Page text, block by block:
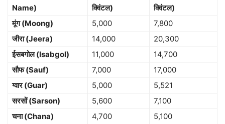
Name)
क्विंटल)
क्विंटल)
मूंग (Moong)
5,000
7,800
जीरा (Jeera)
14,000
20,300
ईसबगोल (Isabgol)
11,000
14,700
सौफ (Sauf)
7,000
17,000
ग्वार (Guar)
5,000
5,521
सरसों (Sarson)
5,600
7,100
चना (Chana)
4,700 5,100